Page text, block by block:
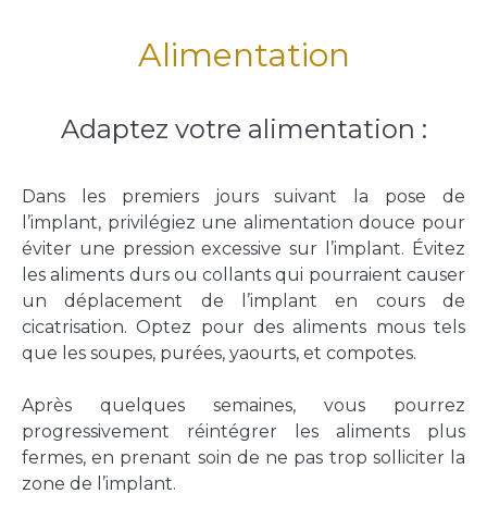
Alimentation
Adaptez votre alimentation :
Dans les premiers jours suivant la pose de
l’implant, privilégiez une alimentation douce pour
éviter une pression excessive sur l’implant. Évitez
les aliments durs ou collants qui pourraient causer
un déplacement de l’implant en cours de
cicatrisation. Optez pour des aliments mous tels
que les soupes, purées, yaourts, et compotes.
Après quelques semaines, vous pourrez
progressivement réintégrer les aliments plus
fermes, en prenant soin de ne pas trop solliciter la
zone de l’implant.